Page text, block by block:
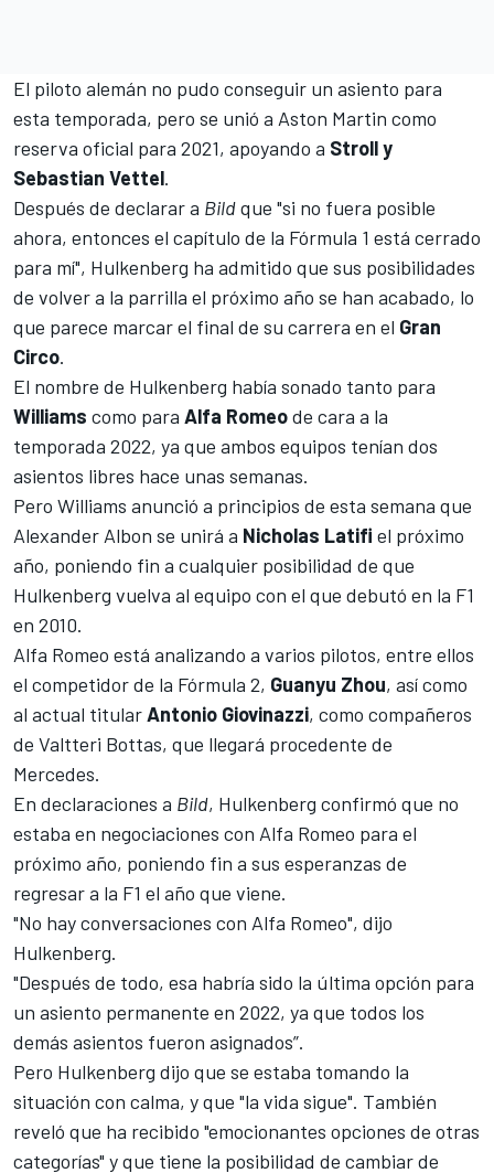
El piloto alemán no pudo conseguir un asiento para
esta temporada, pero se unió a Aston Martin como
reserva oficial para 2021, apoyando a Stroll y
Sebastian Vettel.
Después de declarar a Bildque "si no fuera posible
ahora, entonces el capítulo de la Fórmula 1 está cerrado
para mí", Hulkenberg ha admitido que sus posibilidades
de volver a la parrilla el próximo año se han acabado, lo
que parece marcar el final de su carrera en el Gran
Circo.
El nombre de Hulkenberg había sonado tanto para
Williams como para Alfa Romeode cara a la
temporada 2022, ya que ambos equipos tenían dos
asientos libres hace unas semanas.
Pero Williams anunció a principios de esta semana que
Alexander Albon se unirá a Nicholas Latifi el próximo
año, poniendo fin a cualquier posibilidad de que
Hulkenberg vuelva al equipo con el que debutó en la F1
en 2010.
Alfa Romeo está analizando a varios pilotos, entre ellos
el competidor de la Fórmula 2, Guanyu Zhou, así como
al actual titularAntonio Giovinazzi, como compañeros
de Valtteri Bottas, que llegará procedente de
Mercedes.
En declaraciones a Bild, Hulkenberg confirmó que no
estaba en negociaciones con Alfa Romeo para el
próximo año, poniendo fin a sus esperanzas de
regresar a la F1 el año que viene.
"No hay conversaciones con Alfa Romeo", dijo
Hulkenberg.
"Después de todo, esa habría sido la última opción para
un asiento permanente en 2022, ya que todos los
demás asientos fueron asignados”.
Pero Hulkenberg dijo que se estaba tomando la
situación con calma, y que "la vida sigue". También
reveló que ha recibido "emocionantes opciones de otras
categorías" y que tiene la posibilidad de cambiar de